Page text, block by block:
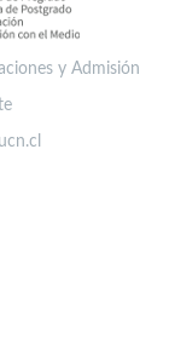
y Admisión